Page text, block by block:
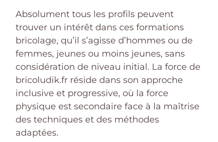
Absolument tous les profils peuvent
trouver un intérêt dans ces formations
bricolage, qu’il s’agisse d’hommes ou de
femmes, jeunes ou moins jeunes, sans
considération de niveau initial. La force de
bricoludik.fr réside dans son approche
inclusive et progressive, où la force
physique est secondaire face à la maîtrise
des techniques et des méthodes
adaptées.